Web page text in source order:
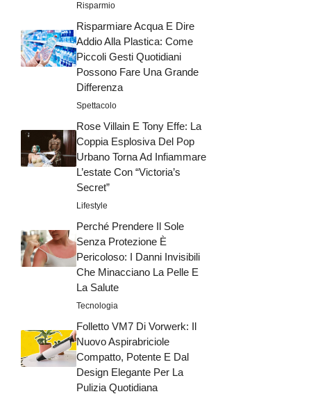
Risparmio
Risparmiare Acqua E Dire
Addio Alla Plastica: Come
Piccoli Gesti Quotidiani
Possono Fare Una Grande
Differenza
Spettacolo
Rose Villain E Tony Effe: La
Coppia Esplosiva Del Pop
Urbano Torna Ad Infiammare
L’estate Con “Victoria’s
Secret”
Lifestyle
Perché Prendere Il Sole
Senza Protezione È
Pericoloso: I Danni Invisibili
Che Minacciano La Pelle E
La Salute
Tecnologia
Folletto VM7 Di Vorwerk: Il
Nuovo Aspirabriciole
Compatto, Potente E Dal
Design Elegante Per La
Pulizia Quotidiana